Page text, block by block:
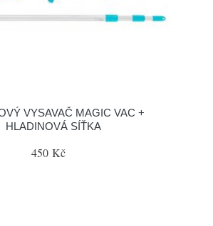
VYSAVAČ MAGIC VAC +
HLADINOVÁ SÍŤKA
450 Kč